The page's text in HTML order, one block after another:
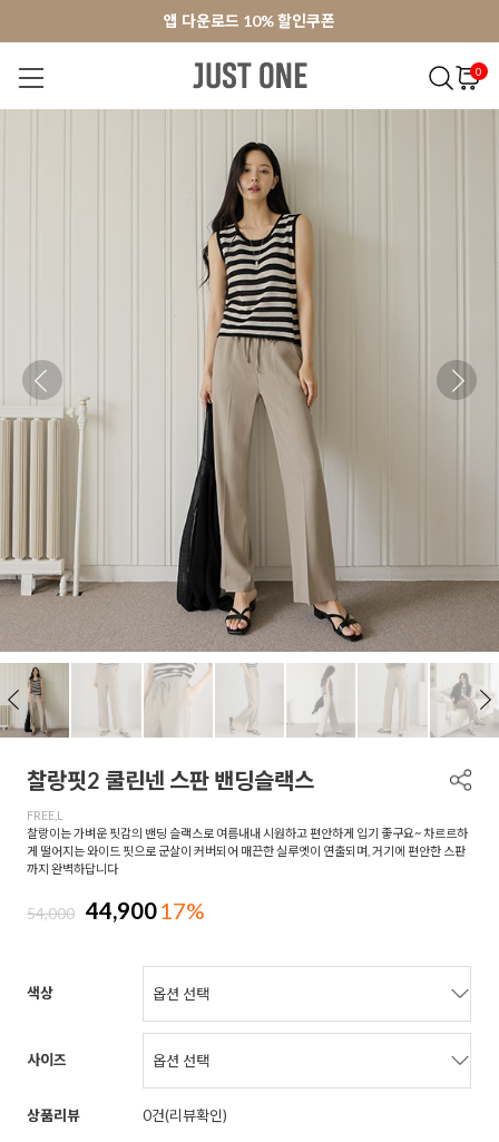
앱 다운로드 10% 할인쿠폰
회원가입 쿠폰 3000원
앱 다운로드 10% 할인쿠폰
회원가입 쿠폰 3000원
0
찰랑핏2 쿨린넨 스판 밴딩슬랙스
FREE,L
찰랑이는 가벼운 핏감의 밴딩 슬랙스로 여름내내 시원하고 편안하게 입기 좋구요~ 차르르하
게 떨어지는 와이드 핏으로 군살이 커버되어 매끈한 실루엣이 연출되며, 거기에 편안한 스판
까지 완벽하답니다
54,000 44,90017%
색상
사이즈
상품리뷰 0